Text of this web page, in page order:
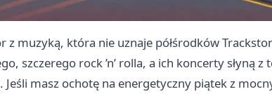
z muzyką, która nie uznaje półśrodków
szczerego rock ’n’ rolla, a ich koncerty słyną
Jeśli masz ochotę na energetyczny piątek z